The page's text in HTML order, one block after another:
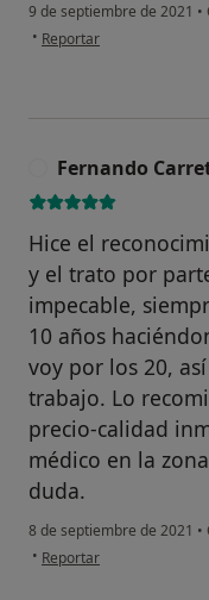
9 de septiembre de 2021 •
• en opinión del usuario VC
Reportar
Fernando
Hice el
y el trato por
impecable,
10 años
voy por los 20,
trabajo. Lo
precio-calidad
médico en la
duda.
8 de septiembre de 2021 •
• en opinión del usuario
Reportar